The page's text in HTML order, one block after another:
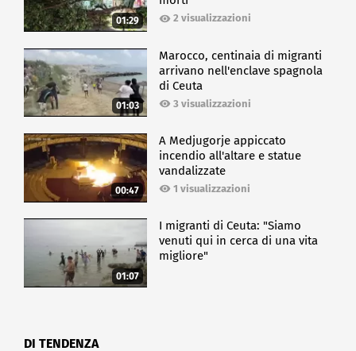
01:29 2 visualizzazioni
01:03
Marocco, centinaia di migranti
arrivano nell'enclave spagnola
di Ceuta
3 visualizzazioni
00:47
A Medjugorje appiccato
incendio all'altare e statue
vandalizzate
1 visualizzazioni
01:07
I migranti di Ceuta: "Siamo
venuti qui in cerca di una vita
migliore"
DI TENDENZA